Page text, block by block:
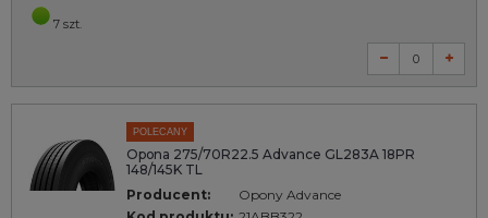
7 szt.
POLECANY
Opona 275/70R22.5 Advance GL283A 18PR
148/145K TL
Producent:
Opony Advance